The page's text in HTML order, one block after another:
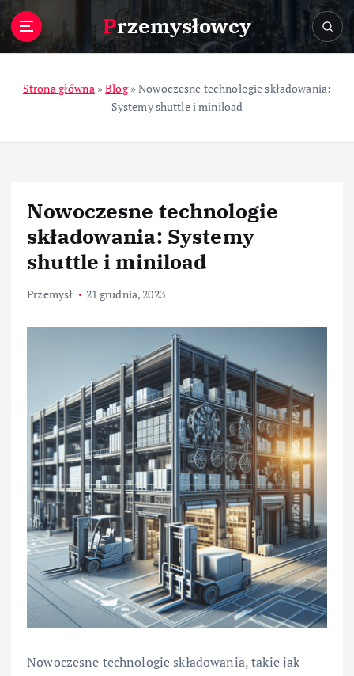
Przemysłowcy
Strona główna»Blog»Nowoczesne technologie składowania:
Systemy shuttle i miniload
Nowoczesne technologie
składowania: Systemy
shuttle i miniload
Przemysł 21 grudnia, 2023
Nowoczesne technologie składowania, takie jak